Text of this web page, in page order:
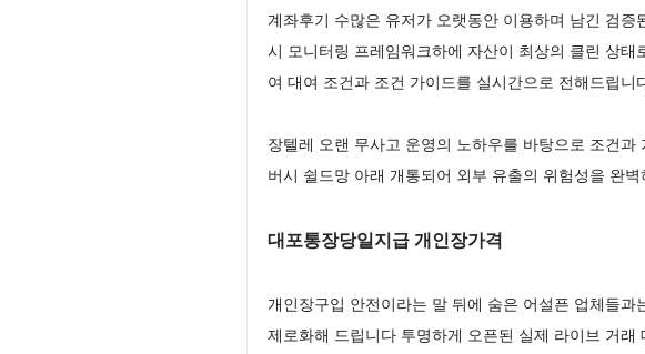
계좌후기 수많은 유저가 오랫동안 이용하며 남긴 검
시 모니터링 프레임워크하에 자산이 최상의 클린 상
여 대여 조건과 조건 가이드를 실시간으로 전해드립니
장텔레 오랜 무사고 운영의 노하우를 바탕으로 조건
버시 쉴드망 아래 개통되어 외부 유출의 위험성을 완
대포통장당일지급 개인장가격
개인장구입 안전이라는 말 뒤에 숨은 어설픈 업체들
제로화해 드립니다 투명하게 오픈된 실제 라이브 거